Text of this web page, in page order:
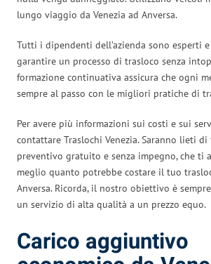
lungo viaggio da Venezia ad Anversa.
Tutti i dipendenti dell’azienda sono esperti
garantire un processo di trasloco senza
formazione continuativa assicura che ogni
sempre al passo con le migliori pratiche di
Per avere più informazioni sui costi e sui
contattare Traslochi Venezia. Saranno lieti
preventivo gratuito e senza impegno, che ti
meglio quanto potrebbe costare il tuo
Anversa. Ricorda, il nostro obiettivo è
un servizio di alta qualità a un prezzo equo.
Carico aggiuntivo